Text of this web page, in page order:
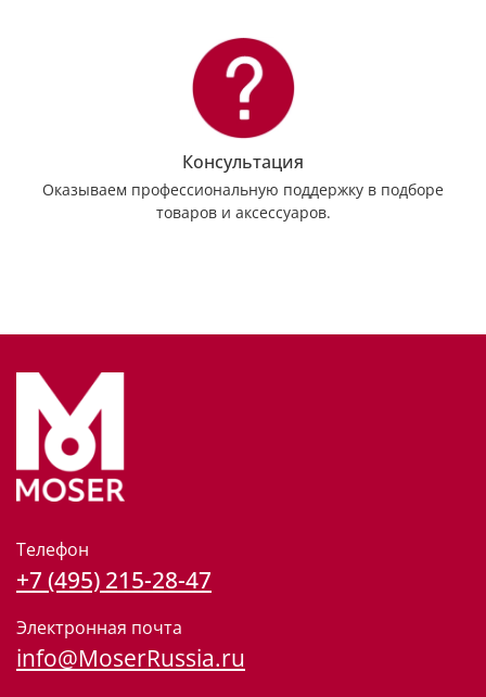
Консультация
Оказываем профессиональную поддержку в подборе
товаров и аксессуаров.
Телефон
+7 (495) 215-28-47
Электронная почта
info@MoserRussia.ru